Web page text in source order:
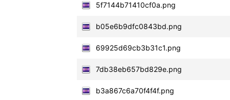
5f7144b71410cf0a.png
b05e6b9dfc0843bd.png
69925d69cb3b31c1.png
7db38eb657bd829e.png
b3a867c6a70f4f4f.png